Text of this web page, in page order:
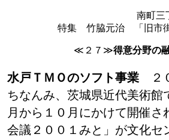
南町三
特集 竹脇元治 「旧市
≪２７≫得意分野の
水戸ＴＭＯのソフト事業 ２
ちなんみ、茨城県近代美術
月から１０月にかけて開催
会議２００１みと」が文化セ